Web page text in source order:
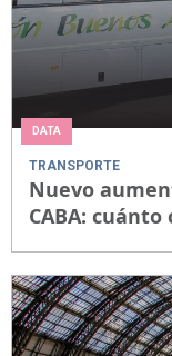
DATA
TRANSPORTE
Nuevo
CABA: